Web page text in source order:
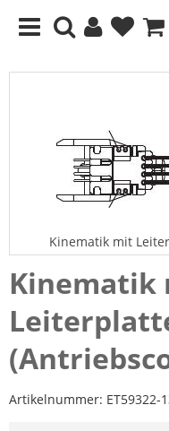
Kinematik mit
Kinematik
Artikelnummer: ET59322-